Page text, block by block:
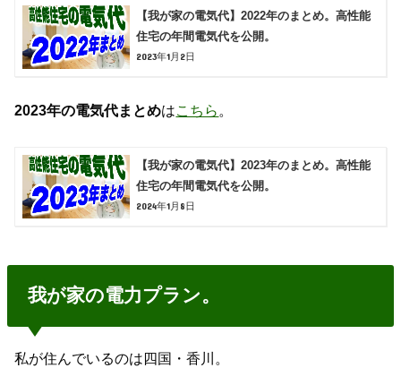
【我が家の電気代】2022年のまとめ。高性能
住宅の年間電気代を公開。
2023年1月2日
2023年の電気代まとめはこちら 。
【我が家の電気代】2023年のまとめ。高性能
住宅の年間電気代を公開。
2024年1月8日
我が家の電力プラン。
私が住んでいるのは四国・香川。